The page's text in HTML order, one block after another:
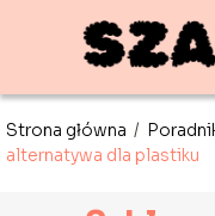
Strona główna /
alternatywa dla plastiku